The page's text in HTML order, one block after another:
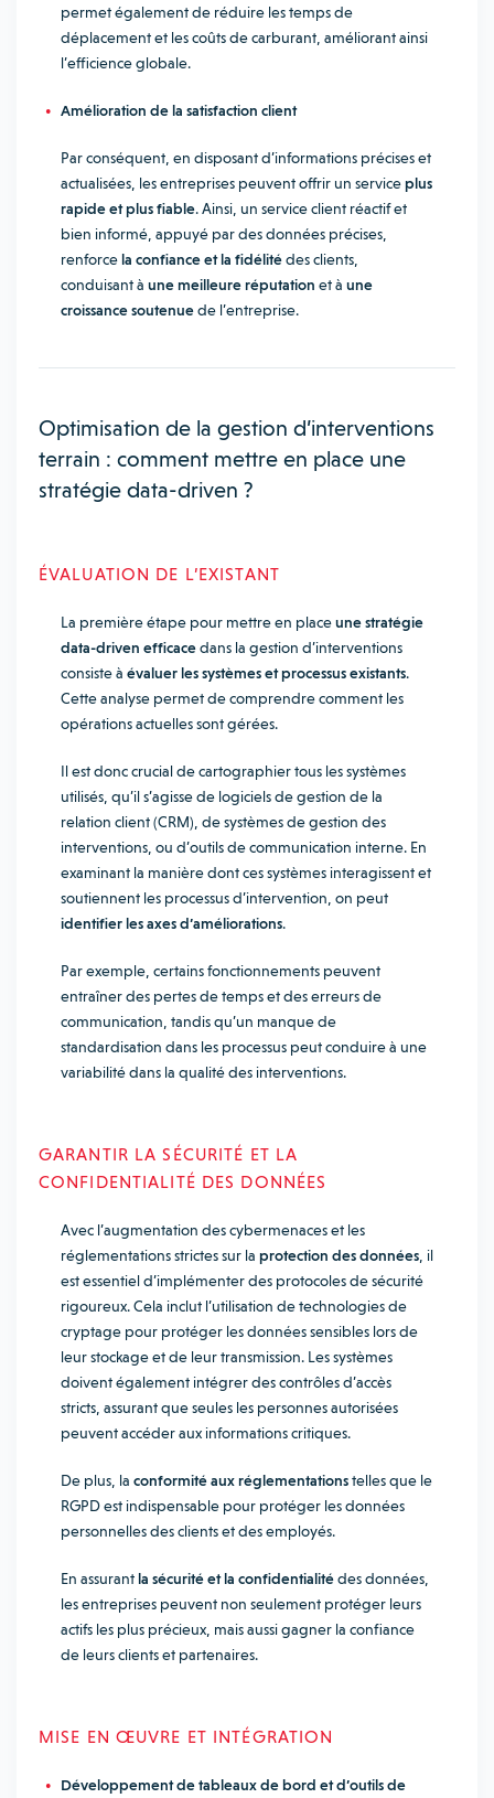
permet également de réduire les temps de
déplacement et les coûts de carburant, améliorant ainsi
l’efficience globale.
Amélioration de la satisfaction client
Par conséquent, en disposant d’informations précises et
actualisées, les entreprises peuvent offrir un serviceplus
rapide et plus fiable. Ainsi, un service client réactif et
bien informé, appuyé par des données précises,
renforcela confiance et la fidélitédes clients,
conduisant à une meilleure réputation et à une
croissance soutenuede l’entreprise.
Optimisation de la gestion d’interventions
terrain : comment mettre en place une
stratégie data-driven ?
ÉVALUATION DE L’EXISTANT
La première étape pour mettre en placeune stratégie
data-driven efficacedans la gestion d’interventions
consiste à évaluer les systèmes et processus existants.
Cette analyse permet de comprendre comment les
opérations actuelles sont gérées.
Il est donc crucial de cartographier tous les systèmes
utilisés, qu’il s’agisse de logiciels de gestion de la
relation client (CRM), de systèmes de gestion des
interventions, ou d’outils de communication interne. En
examinant la manière dont ces systèmes interagissent et
soutiennent les processus d’intervention, on peut
identifier les axes d’améliorations.
Par exemple, certains fonctionnements peuvent
entraîner des pertes de temps et des erreurs de
communication, tandis qu’un manque de
standardisation dans les processus peut conduire à une
variabilité dans la qualité des interventions.
GARANTIR LA SÉCURITÉ ET LA
CONFIDENTIALITÉ DES DONNÉES
Avec l’augmentation des cybermenaces et les
réglementations strictes sur la protection des données , il
est essentiel d’implémenter des protocoles de sécurité
rigoureux. Cela inclut l’utilisation de technologies de
cryptage pour protéger les données sensibles lors de
leur stockage et de leur transmission. Les systèmes
doivent également intégrer des contrôles d’accès
stricts, assurant que seules les personnes autorisées
peuvent accéder aux informations critiques.
De plus, la conformité aux réglementationstelles que le
RGPD est indispensable pour protéger les données
personnelles des clients et des employés.
En assurantla sécurité et la confidentialitédes données,
les entreprises peuvent non seulement protéger leurs
actifs les plus précieux, mais aussi gagner la confiance
de leurs clients et partenaires.
MISE EN ŒUVRE ET INTÉGRATION
Développement de tableaux de bord et d’outils de